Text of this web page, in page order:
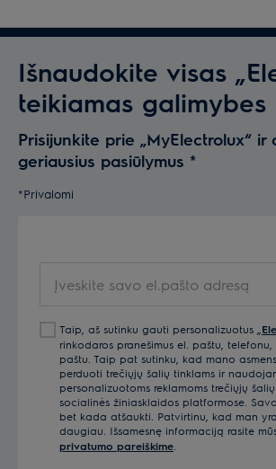
keptuvę ir paskleiskite po visą
ir kepkite toliau.
Antras žingsnis (uogienei)
Suberkite uogas į keptuvę. Tada
cukraus ir citrinų sulčių, kol cukrus
maišykite, iki kol uogos įšils ir pasklis
Patiekite šiltą arba kambario
Trečias žingsnis (skrudintos
smulkintus riešutus ir kaitinkite juos
Pastoviai maišykite, kad riešutai
Apliekite blynelius uogiene ir
riešutais.
Išnaudokite visas
teikiamas galimybes
Prisijunkite prie „MyElectrolux“ ir
geriausius pasiūlymus *
*Privalomi
savo
adresą
Taip, aš sutinku gauti personalizuotus „
rinkodaros pranešimus el. paštu, telefonu,
paštu. Taip pat sutinku, kad mano
perduoti trečiųjų šalių tinklams ir
personalizuotoms reklamoms trečiųjų
socialinės žiniasklaidos platformose.
bet kada atšaukti. Patvirtinu, kad man
daugiau. Išsamesnę informaciją rasite
privatumo pareiškime